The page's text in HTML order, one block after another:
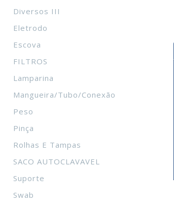
Diversos III
Eletrodo
Escova
FILTROS
Lamparina
Mangueira/tubo/conexão
Peso
Pinça
Rolhas E Tampas
SACO AUTOCLAVAVEL
Suporte
Swab